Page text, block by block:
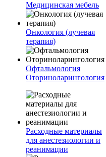
Медицинская мебель
Онкология (лучевая
терапия)
Офтальмология
Оториноларингология
Расходные материалы
для анестезиологии и
реанимации